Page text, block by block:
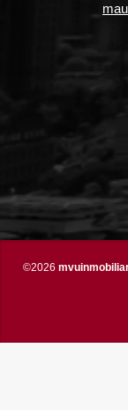
©2026